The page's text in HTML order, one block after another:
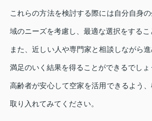
これらの方法を検討する際には自分自身
域のニーズを考慮し、最適な選択をするこ
また、近しい人や専門家と相談しながら
満足のいく結果を得ることができるでしょ
高齢者が安心して空家を活用できるよう
取り入れてみてください。